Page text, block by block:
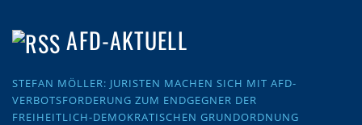
AFD-AKTUELL
STEFAN MÖLLER: JURISTEN MACHEN SICH MIT AFD-
VERBOTSFORDERUNG ZUM ENDGEGNER DER
FREIHEITLICH-DEMOKRATISCHEN GRUNDORDNUNG